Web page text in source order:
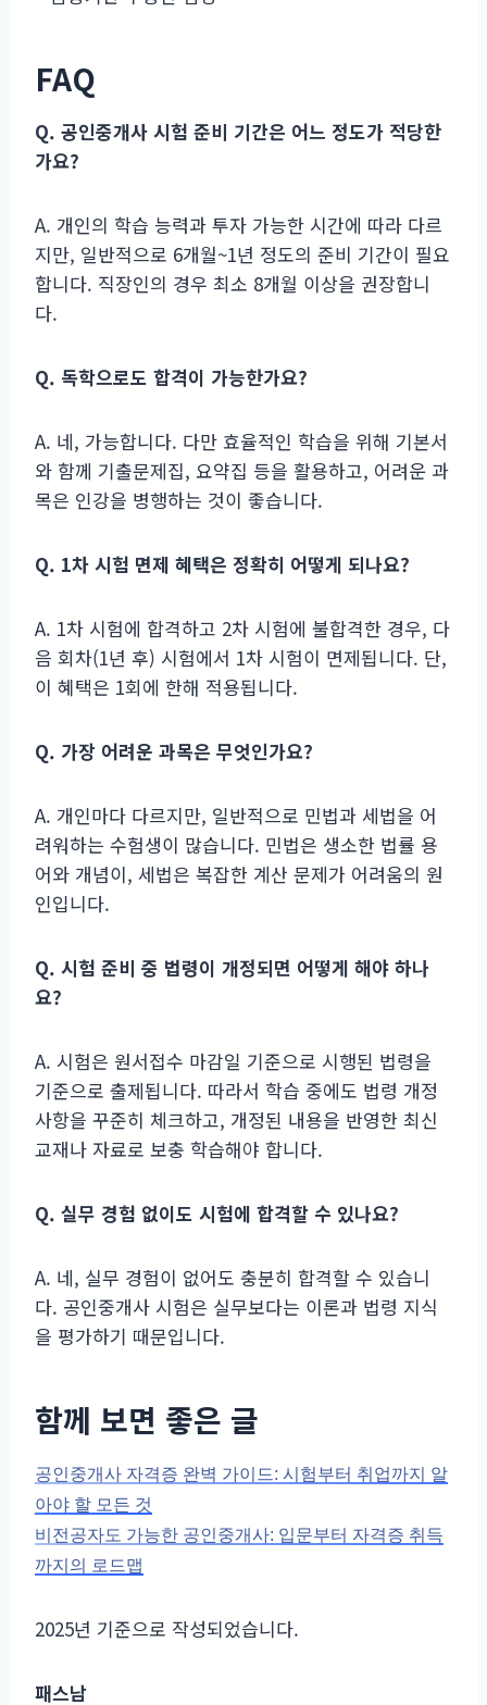
FAQ
Q. 공인중개사 시험 준비 기간은 어느 정도가 적당한
가요?
A. 개인의 학습 능력과 투자 가능한 시간에 따라 다르
지만, 일반적으로 6개월~1년 정도의 준비 기간이 필요
합니다. 직장인의 경우 최소 8개월 이상을 권장합니
다.
Q. 독학으로도 합격이 가능한가요?
A. 네, 가능합니다. 다만 효율적인 학습을 위해 기본서
와 함께 기출문제집, 요약집 등을 활용하고, 어려운 과
목은 인강을 병행하는 것이 좋습니다.
Q. 1차 시험 면제 혜택은 정확히 어떻게 되나요?
A. 1차 시험에 합격하고 2차 시험에 불합격한 경우, 다
음 회차(1년 후) 시험에서 1차 시험이 면제됩니다. 단,
이 혜택은 1회에 한해 적용됩니다.
Q. 가장 어려운 과목은 무엇인가요?
A. 개인마다 다르지만, 일반적으로 민법과 세법을 어
려워하는 수험생이 많습니다. 민법은 생소한 법률 용
어와 개념이, 세법은 복잡한 계산 문제가 어려움의 원
인입니다.
Q. 시험 준비 중 법령이 개정되면 어떻게 해야 하나
요?
A. 시험은 원서접수 마감일 기준으로 시행된 법령을
기준으로 출제됩니다. 따라서 학습 중에도 법령 개정
사항을 꾸준히 체크하고, 개정된 내용을 반영한 최신
교재나 자료로 보충 학습해야 합니다.
Q. 실무 경험 없이도 시험에 합격할 수 있나요?
A. 네, 실무 경험이 없어도 충분히 합격할 수 있습니
다. 공인중개사 시험은 실무보다는 이론과 법령 지식
을 평가하기 때문입니다.
함께 보면 좋은 글
공인중개사 자격증 완벽 가이드: 시험부터 취업까지 알
아야 할 모든 것
비전공자도 가능한 공인중개사: 입문부터 자격증 취득
까지의 로드맵
2025년 기준으로 작성되었습니다.
패스남